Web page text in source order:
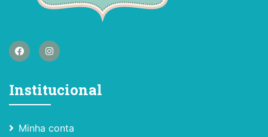
Institucional
Minha conta